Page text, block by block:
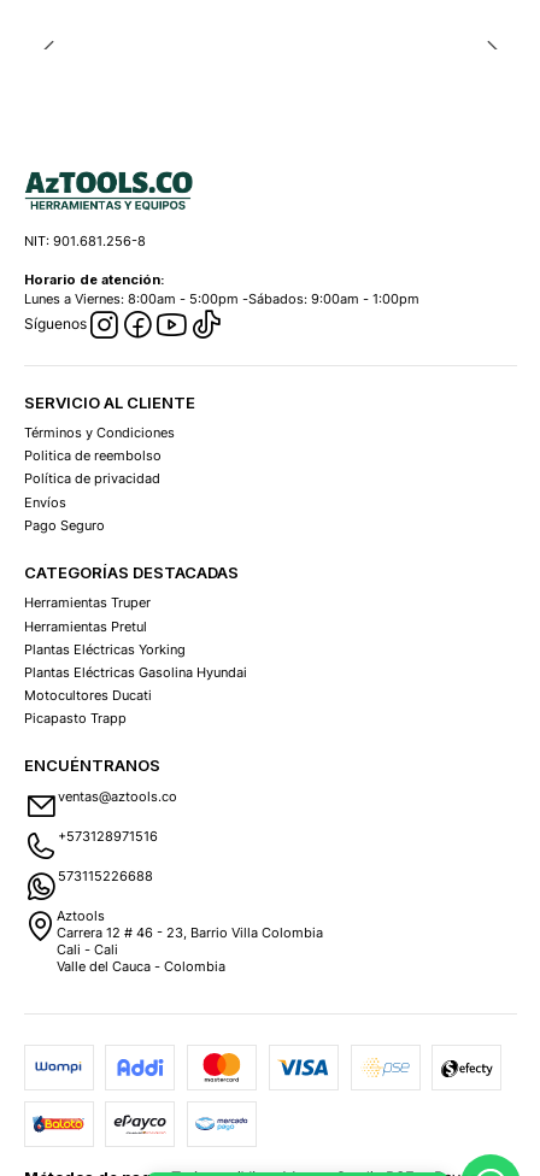
NIT: 901.681.256-8
Horario de atención:
Lunes a Viernes: 8:00am - 5:00pm -Sábados: 9:00am - 1:00pm
Síguenos
SERVICIO AL CLIENTE
Términos y Condiciones
Politica de reembolso
Política de privacidad
Envíos
Pago Seguro
CATEGORÍAS DESTACADAS
Herramientas Truper
Herramientas Pretul
Plantas Eléctricas Yorking
Plantas Eléctricas Gasolina Hyundai
Motocultores Ducati
Picapasto Trapp
ENCUÉNTRANOS
ventas@aztools.co
+573128971516
573115226688
Aztools
Carrera 12 # 46 - 23, Barrio Villa Colombia
Cali - Cali
Valle del Cauca - Colombia